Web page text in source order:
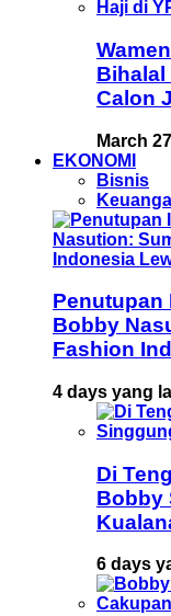
Bihalal
Calon
March
EKONOMI
Bisnis
Penutupan
Bobby
Fashion
4 days yang
Di
Bobby
6 days